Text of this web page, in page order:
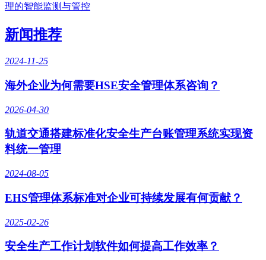
理的智能监测与管控
新闻推荐
2024-11-25
海外企业为何需要HSE安全管理体系咨询？
2026-04-30
轨道交通搭建标准化安全生产台账管理系统实现资
料统一管理
2024-08-05
EHS管理体系标准对企业可持续发展有何贡献？
2025-02-26
安全生产工作计划软件如何提高工作效率？